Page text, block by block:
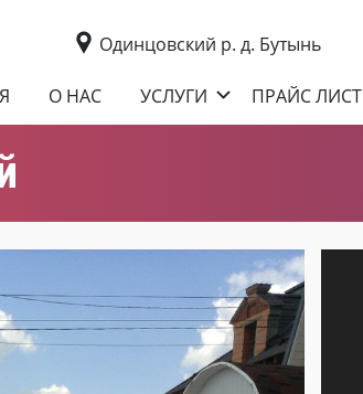
Одинцовский р. д. Бутынь
О НАС УСЛУГИ ПРАЙС ЛИСТ